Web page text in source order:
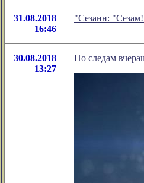
31.08.2018
16:46
"Сезанн:
30.08.2018
13:27
По следам